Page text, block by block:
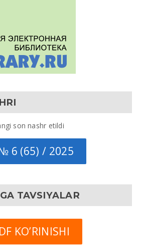
son nashr etildi
6 (65) / 2025
TAVSIYALAR
KO’RINISHI